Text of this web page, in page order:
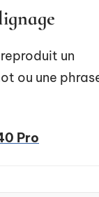
un
ou une
Pro